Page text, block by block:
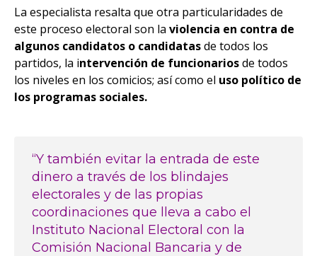
La especialista resalta que otra particularidades de
este proceso electoral son la violencia en contra de
algunos candidatos o candidatasde todos los
partidos, la intervención de funcionariosde todos
los niveles en los comicios; así como el uso político de
los programas sociales.
“Y también evitar la entrada de este
dinero a través de los blindajes
electorales y de las propias
coordinaciones que lleva a cabo el
Instituto Nacional Electoral con la
Comisión Nacional Bancaria y de